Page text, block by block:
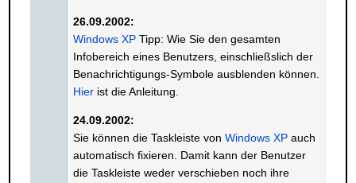
26.09.2002:
Windows XPTipp: Wie Sie den gesamten
Infobereich eines Benutzers, einschließslich der
Benachrichtigungs-Symbole ausblenden können.
Hierist die Anleitung.
24.09.2002:
Sie können die Taskleiste von Windows XPauch
automatisch fixieren. Damit kann der Benutzer
die Taskleiste weder verschieben noch ihre